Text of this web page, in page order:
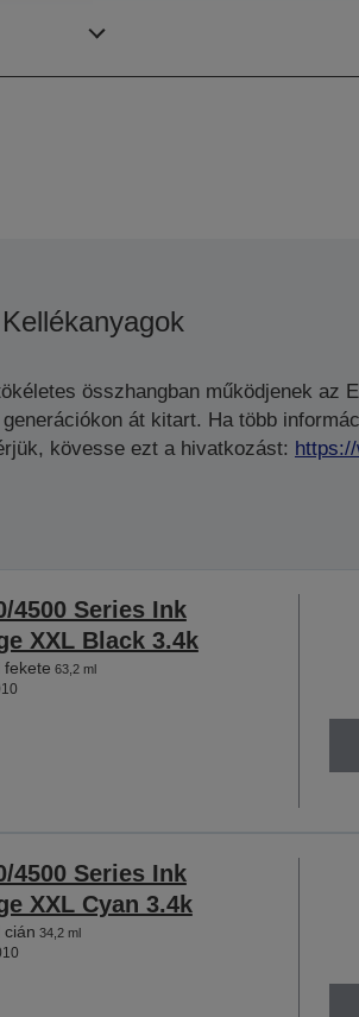
Kellékanyagok
összhangban működjenek az
át kitart. Ha több
kövesse ezt a hivatkozást:
4500 Series Ink
XXL Black 3.4k
fekete 63,2 ml
4500 Series Ink
XXL Cyan 3.4k
cián 34,2 ml